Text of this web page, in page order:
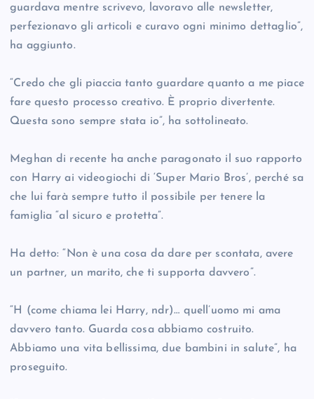
guardava mentre scrivevo, lavoravo alle newsletter,
perfezionavo gli articoli e curavo ogni minimo dettaglio”,
ha aggiunto.
“Credo che gli piaccia tanto guardare quanto a me piace
fare questo processo creativo. È proprio divertente.
Questa sono sempre stata io”, ha sottolineato.
Meghan di recente ha anche paragonato il suo rapporto
con Harry ai videogiochi di ‘Super Mario Bros’, perché sa
che lui farà sempre tutto il possibile per tenere la
famiglia “al sicuro e protetta”.
Ha detto: “Non è una cosa da dare per scontata, avere
un partner, un marito, che ti supporta davvero”.
“H (come chiama lei Harry, ndr)… quell’uomo mi ama
davvero tanto. Guarda cosa abbiamo costruito.
Abbiamo una vita bellissima, due bambini in salute”, ha
proseguito.